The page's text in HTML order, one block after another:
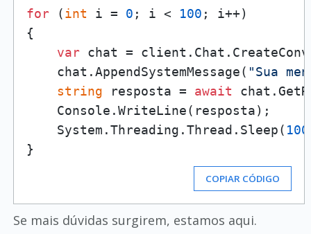
for (int i = 0 ; i < 100 ; i++)
{
var chat =
    chat.AppendSystemMessage(
"Sua
string resposta = await
    Console.WriteLine(resposta);
    System.Threading.Thread.Sleep(
COPIAR CÓDIGO
Se mais dúvidas surgirem, estamos aqui.